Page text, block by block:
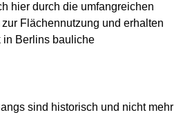
hier durch die umfangreichen
Flächennutzung und erhalten
in Berlins bauliche
sind historisch und nicht mehr